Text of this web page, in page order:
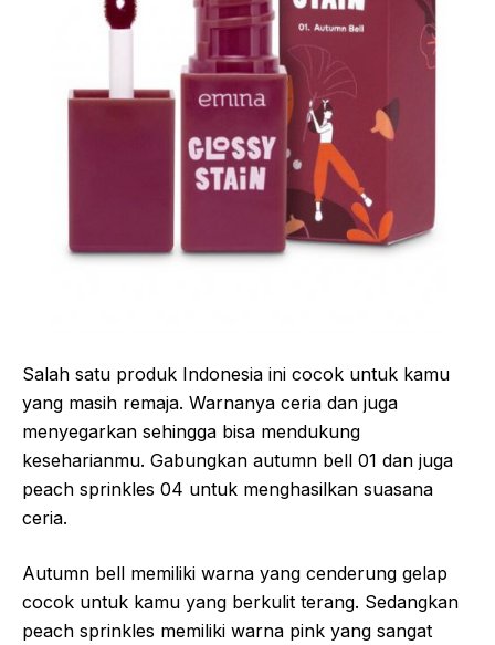
Salah satu produk Indonesia ini cocok untuk kamu
yang masih remaja. Warnanya ceria dan juga
menyegarkan sehingga bisa mendukung
keseharianmu. Gabungkan autumn bell 01 dan juga
peach sprinkles 04 untuk menghasilkan suasana
ceria.
Autumn bell memiliki warna yang cenderung gelap
cocok untuk kamu yang berkulit terang. Sedangkan
peach sprinkles memiliki warna pink yang sangat